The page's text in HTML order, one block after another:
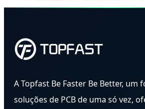
A Topfast Be Faster Be Better, um
soluções de PCB de uma só vez,